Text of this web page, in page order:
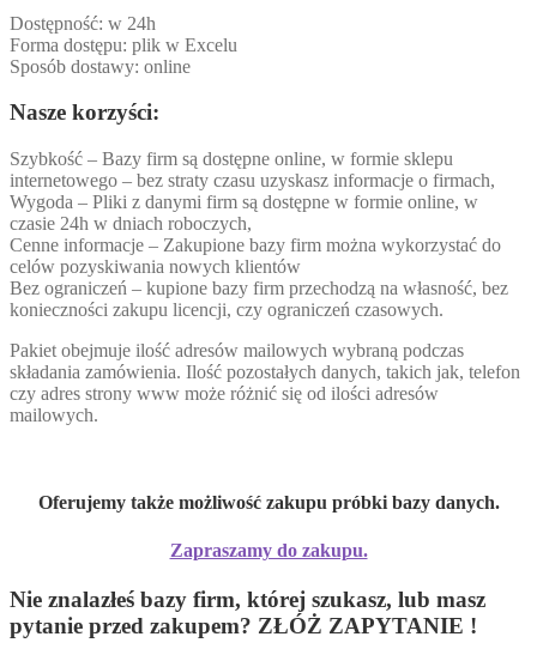
Dostępność: w 24h
Forma dostępu: plik w Excelu
Sposób dostawy: online
Nasze korzyści:
Szybkość – Bazy firm są dostępne online, w formie sklepu
internetowego – bez straty czasu uzyskasz informacje o firmach,
Wygoda – Pliki z danymi firm są dostępne w formie online, w
czasie 24h w dniach roboczych,
Cenne informacje – Zakupione bazy firm można wykorzystać do
celów pozyskiwania nowych klientów
Bez ograniczeń – kupione bazy firm przechodzą na własność, bez
konieczności zakupu licencji, czy ograniczeń czasowych.
Pakiet obejmuje ilość adresów mailowych wybraną podczas
składania zamówienia. Ilość pozostałych danych, takich jak, telefon
czy adres strony www może różnić się od ilości adresów
mailowych.
Oferujemy także możliwość zakupu próbki bazy danych.
Zapraszamy do zakupu.
Nie znalazłeś bazy firm, której szukasz, lub masz
pytanie przed zakupem? ZŁÓŻ ZAPYTANIE !